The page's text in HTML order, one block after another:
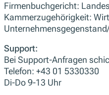
Firmenbuchgericht:
Kammerzugehörigkeit:
Support:
Bei Support-Anfragen
Telefon: +43 01 5330330
Di-Do 9-13 Uhr